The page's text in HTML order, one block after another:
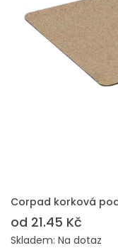
PŘIDAT DO POPTÁVKY
Corpad korková
od 21.45 Kč
Skladem: Na dotaz